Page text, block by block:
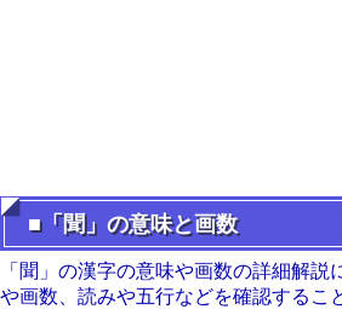
■「聞」の意味と画数
「聞」の漢字の意味や画数の詳細解説
や画数、読みや五行などを確認するこ